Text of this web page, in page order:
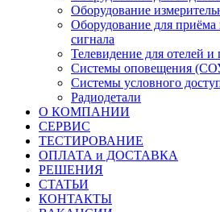
Оборудование
Оборудование для приёма
сигнала
Телевидение для отелей и
Системы оповещения
Системы условного
Радиодетали
О КОМПАНИИ
СЕРВИС
ТЕСТИРОВАНИЕ
ОПЛАТА и ДОСТАВКА
РЕШЕНИЯ
СТАТЬИ
КОНТАКТЫ